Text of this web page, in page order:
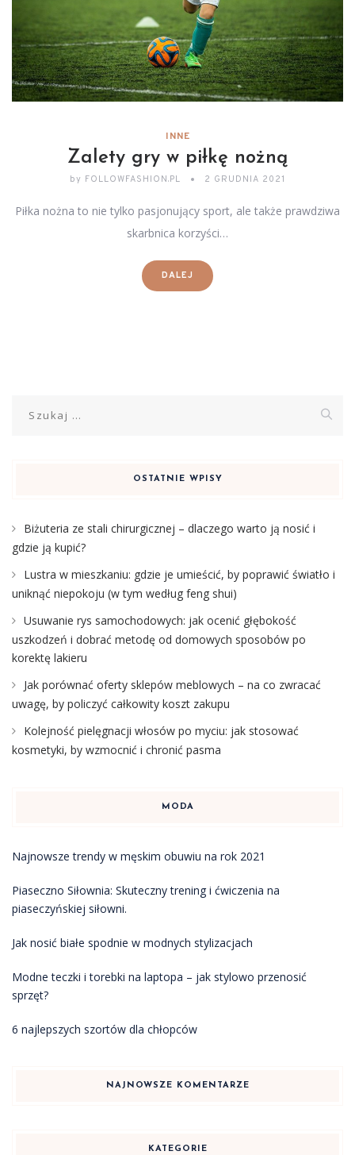
INNE
Zalety gry w piłkę nożną
by FOLLOWFASHION.PL 2 GRUDNIA 2021
Piłka nożna to nie tylko pasjonujący sport, ale także prawdziwa
skarbnica korzyści…
DALEJ
OSTATNIE WPISY
Biżuteria ze stali chirurgicznej – dlaczego warto ją nosić i
gdzie ją kupić?
Lustra w mieszkaniu: gdzie je umieścić, by poprawić światło i
uniknąć niepokoju (w tym według feng shui)
Usuwanie rys samochodowych: jak ocenić głębokość
uszkodzeń i dobrać metodę od domowych sposobów po
korektę lakieru
Jak porównać oferty sklepów meblowych – na co zwracać
uwagę, by policzyć całkowity koszt zakupu
Kolejność pielęgnacji włosów po myciu: jak stosować
kosmetyki, by wzmocnić i chronić pasma
MODA
Najnowsze trendy w męskim obuwiu na rok 2021
Piaseczno Siłownia: Skuteczny trening i ćwiczenia na
piaseczyńskiej siłowni.
Jak nosić białe spodnie w modnych stylizacjach
Modne teczki i torebki na laptopa – jak stylowo przenosić
sprzęt?
6 najlepszych szortów dla chłopców
NAJNOWSZE KOMENTARZE
KATEGORIE